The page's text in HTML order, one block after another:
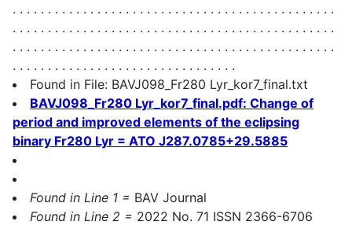
. . . . . . . . . . . . . . . . . . . . . . . . . . . . . . . . . . . . . . . . . . . . . .
. . . . . . . . . . . . . . . . . . . . . . . . . . . . . . . . . . . . . . . . . . . . . .
. . . . . . . . . . . . . . . . . . . . . . . . . . . . . . . . . . . . . . . . . . . . . .
. . . . . . . . . . . . . . . . . . . . . . . . . . . . . . . .
Found in File: BAVJ098_Fr280 Lyr_kor7_final.txt
BAVJ098_Fr280 Lyr_kor7_final.pdf: Change of
period and improved elements of the eclipsing
binary Fr280 Lyr = ATO J287.0785+29.5885
Found in Line 1 = BAV Journal
Found in Line 2 = 2022 No. 71 ISSN 2366-6706